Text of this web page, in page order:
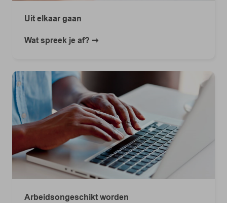
Uit elkaar gaan
Wat spreek je af?
Arbeidsongeschikt worden